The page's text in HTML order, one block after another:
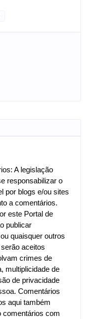
A legislação
responsabilizar o
por blogs e/ou sites
a comentários.
este Portal de
publicar
quaisquer outros
aceitos
crimes de
multiplicidade de
de privacidade
Comentários
aqui também
comentários com